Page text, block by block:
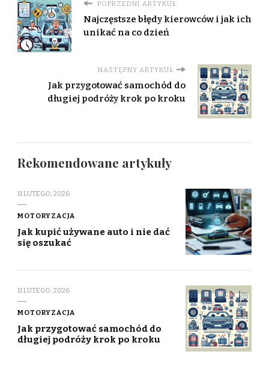
POPRZEDNI ARTYKUŁ
Najczęstsze błędy kierowców i jak ich
unikać na co dzień
NASTĘPNY ARTYKUŁ
Jak przygotować samochód do
długiej podróży krok po kroku
Rekomendowane artykuły
11 LUTEGO, 2026
MOTORYZACJA
Jak kupić używane auto i nie dać
się oszukać
11 LUTEGO, 2026
MOTORYZACJA
Jak przygotować samochód do
długiej podróży krok po kroku